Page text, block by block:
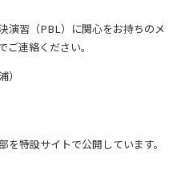
演習（PBL）に関心をお持ちのメ
連絡ください。
特設サイトで公開しています。